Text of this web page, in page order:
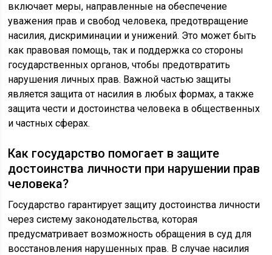
включает меры, направленные на обеспечение
уважения прав и свобод человека, предотвращение
насилия, дискриминации и унижений. Это может быть
как правовая помощь, так и поддержка со стороны
государственных органов, чтобы предотвратить
нарушения личных прав. Важной частью защиты
является защита от насилия в любых формах, а также
защита чести и достоинства человека в общественных
и частных сферах.
Как государство помогает в защите
достоинства личности при нарушении прав
человека?
Государство гарантирует защиту достоинства личности
через систему законодательства, которая
предусматривает возможность обращения в суд для
восстановления нарушенных прав. В случае насилия